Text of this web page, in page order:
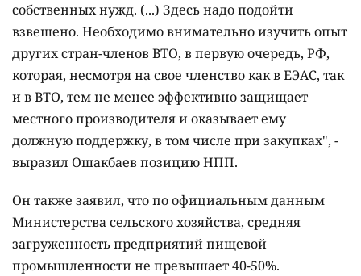
собственных нужд. (...) Здесь надо подойти
взвешено. Необходимо внимательно изучить опыт
других стран-членов ВТО, в первую очередь, РФ,
которая, несмотря на свое членство как в ЕЭАС, так
и в ВТО, тем не менее эффективно защищает
местного производителя и оказывает ему
должную поддержку, в том числе при закупках", -
выразил Ошакбаев позицию НПП.
Он также заявил, что по официальным данным
Министерства сельского хозяйства, средняя
загруженность предприятий пищевой
промышленности не превышает 40-50%.